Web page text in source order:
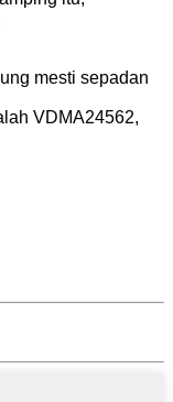
mesti sepadan
VDMA24562,